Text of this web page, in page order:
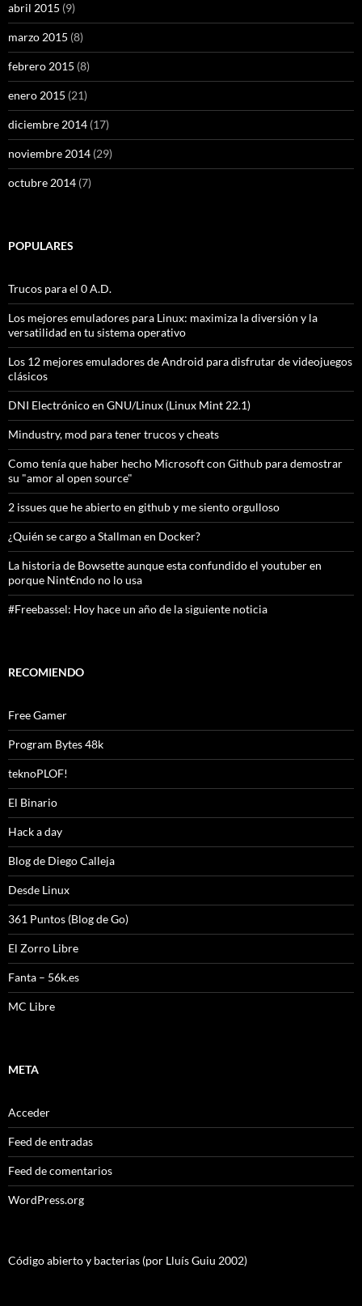
abril 2015 (9)
marzo 2015 (8)
febrero 2015 (8)
enero 2015 (21)
diciembre 2014 (17)
noviembre 2014 (29)
octubre 2014 (7)
POPULARES
Trucos para el 0 A.D.
Los mejores emuladores para Linux: maximiza la diversión y la
versatilidad en tu sistema operativo
Los 12 mejores emuladores de Android para disfrutar de videojuegos
clásicos
DNI Electrónico en GNU/Linux (Linux Mint 22.1)
Mindustry, mod para tener trucos y cheats
Como tenía que haber hecho Microsoft con Github para demostrar
su "amor al open source"
2 issues que he abierto en github y me siento orgulloso
¿Quién se cargo a Stallman en Docker?
La historia de Bowsette aunque esta confundido el youtuber en
porque Nint€ndo no lo usa
#Freebassel: Hoy hace un año de la siguiente noticia
RECOMIENDO
Free Gamer
Program Bytes 48k
teknoPLOF!
El Binario
Hack a day
Blog de Diego Calleja
Desde Linux
361 Puntos (Blog de Go)
El Zorro Libre
Fanta – 56k.es
MC Libre
META
Acceder
Feed de entradas
Feed de comentarios
WordPress.org
Código abierto y bacterias (por Lluís Guiu 2002)